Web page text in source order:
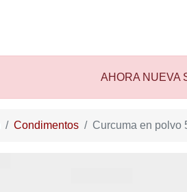
AHORA NUEVA
Condimentos Curcuma en polvo